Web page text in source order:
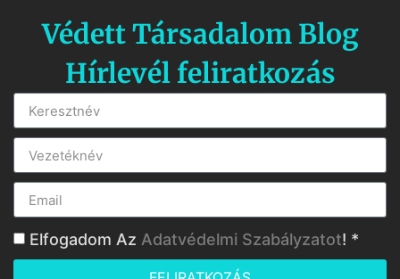
Védett Társadalom Blog
Hírlevél feliratkozás
Elfogadom Az Adatvédelmi Szabályzatot! *